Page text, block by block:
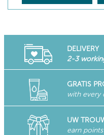
DELIVERY
2-3
GRATIS
with every
UW
earn